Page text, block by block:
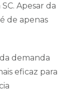
Apesar da
de apenas
demanda
eficaz para